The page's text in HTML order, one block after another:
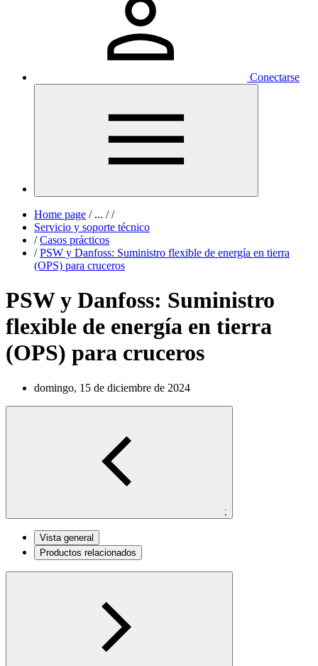
Conectarse
Home page /... / /
Servicio y soporte técnico
/ Casos prácticos
/ PSW y Danfoss: Suministro flexible de energía en tierra
(OPS) para cruceros
PSW y Danfoss: Suministro
flexible de energía en tierra
(OPS) para cruceros
domingo, 15 de diciembre de 2024
;
Vista general
Productos relacionados